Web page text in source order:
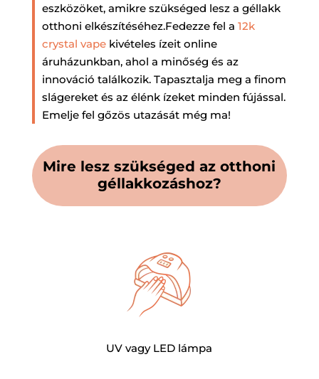
eszközöket, amikre szükséged lesz a géllakk
otthoni elkészítéséhez.Fedezze fel a 12k
crystal vapekivételes ízeit online
áruházunkban, ahol a minőség és az
innováció találkozik. Tapasztalja meg a finom
slágereket és az élénk ízeket minden fújással.
Emelje fel gőzös utazását még ma!
Mire lesz szükséged az otthoni
géllakkozáshoz?
UV vagy LED lámpa